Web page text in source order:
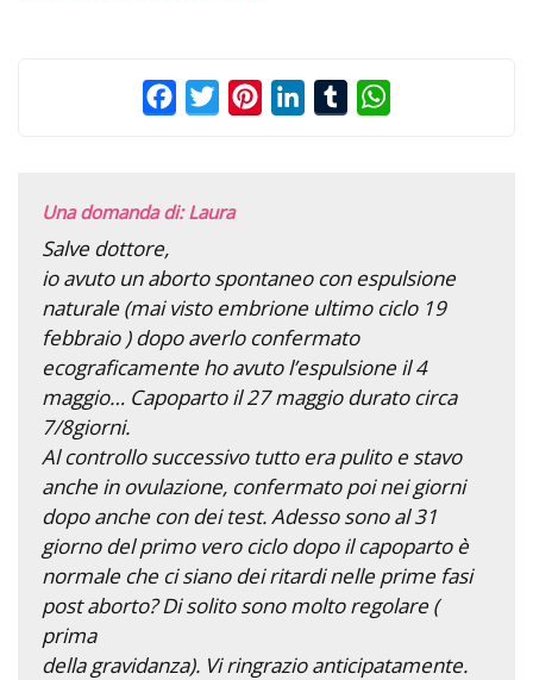
FacebookTwitterPinterestLinkedInTumblr
Una domanda di: Laura
Salve dottore,
io avuto un aborto spontaneo con espulsione
naturale (mai visto embrione ultimo ciclo 19
febbraio ) dopo averlo confermato
ecograficamente ho avuto l’espulsione il 4
maggio… Capoparto il 27 maggio durato circa
7/8giorni.
Al controllo successivo tutto era pulito e stavo
anche in ovulazione, confermato poi nei giorni
dopo anche con dei test. Adesso sono al 31
giorno del primo vero ciclo dopo il capoparto è
normale che ci siano dei ritardi nelle prime fasi
post aborto? Di solito sono molto regolare (
prima
della gravidanza). Vi ringrazio anticipatamente.